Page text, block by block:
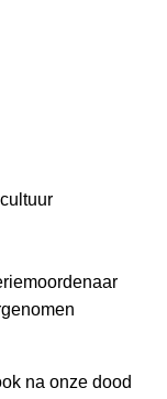
na onze dood